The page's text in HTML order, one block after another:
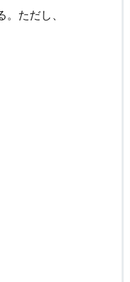
ただし、